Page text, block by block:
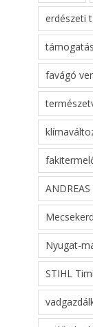
erdészeti
támogatás
favágó
Nyugat-
STIHL